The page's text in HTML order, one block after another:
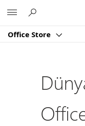
Office Store